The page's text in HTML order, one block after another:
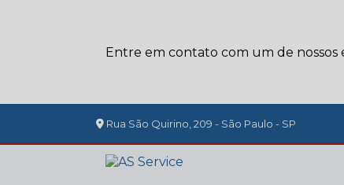
Entre em contato com um de nossos
Rua São Quirino, 209 - São Paulo - SP